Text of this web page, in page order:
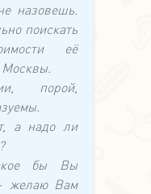
назовешь.
поискать
её
Москвы.
порой,
а надо ли
бы Вы
желаю Вам